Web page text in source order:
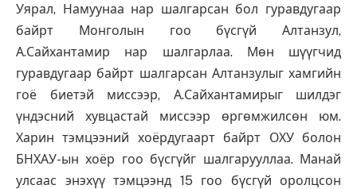
Уярал, Намуунаа нар шалгарсан бол гуравдугаар
байрт Монголын гоо бүсгүй Алтанзул,
А.Сайхантамир нар шалгарлаа. Мөн шүүгчид
гуравдугаар байрт шалгарсан Алтанзулыг хамгийн
гоё биетэй миссээр, А.Сайхантамирыг шилдэг
үндэсний хувцастай миссээр өргөмжилсөн юм.
Харин тэмцээний хоёрдугаарт байрт ОХУ болон
БНХАУ-ын хоёр гоо бүсгүйг шалгарууллаа. Манай
улсаас энэхүү тэмцээнд 15 гоо бүсгүй оролцсон